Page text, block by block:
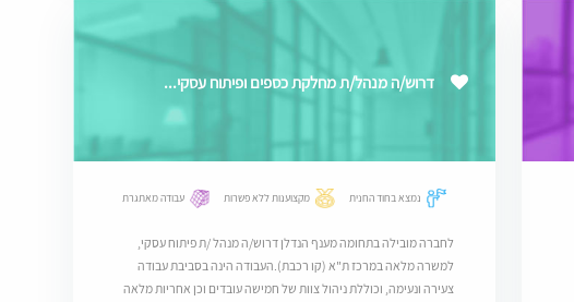
דרוש/ה מנהל/ת מחלקת כספים ופיתוח עסקי...
נמצא בחוד החנית מקצוענות ללא פשרות עבודה מאתגרת
לחברה מובילה בתחומה מענף הנדלן דרוש/ה מנהל /ת פיתוח עסקי,
למשרה מלאה במרכז ת"א (קו רכבת).העבודה הינה בסביבת עבודה
צעירה ונעימה, וכוללת ניהול צוות של חמישה עובדים וכן אחריות מלאה